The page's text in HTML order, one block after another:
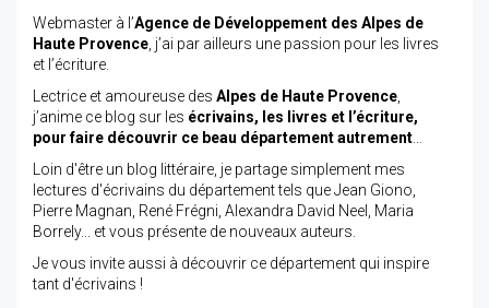
Webmaster à l’Agence de Développement des Alpes de
Haute Provence, j’ai par ailleurs une passion pour les livres
et l’écriture.
Lectrice et amoureuse des Alpes de Haute Provence,
j’anime ce blog sur les écrivains, les livres et l’écriture,
pour faire découvrir ce beau département autrement…
Loin d'être un blog littéraire, je partage simplement mes
lectures d'écrivains du département tels que Jean Giono,
Pierre Magnan, René Frégni, Alexandra David Neel, Maria
Borrely... et vous présente de nouveaux auteurs.
Je vous invite aussi à découvrir ce département qui inspire
tant d'écrivains !